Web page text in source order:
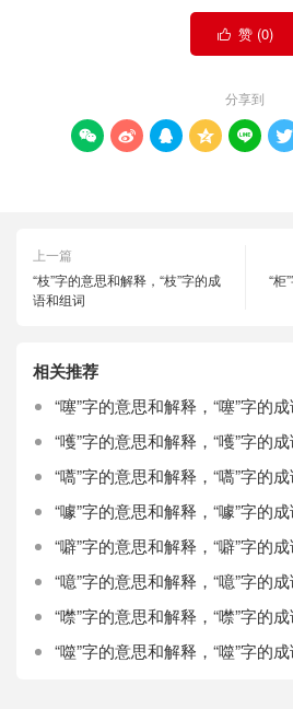
 赞 (0)
分享到
     
上一篇
“枝”字的意思和解释，“枝”字的成
语和组词
“柜
相关推荐
“噻”字的意思和解释，“噻”字的
“嚄”字的意思和解释，“嚄”字的
“嚆”字的意思和解释，“嚆”字的
“噱”字的意思和解释，“噱”字的
“噼”字的意思和解释，“噼”字的
“噫”字的意思和解释，“噫”字的
“噤”字的意思和解释，“噤”字的
“噬”字的意思和解释，“噬”字的